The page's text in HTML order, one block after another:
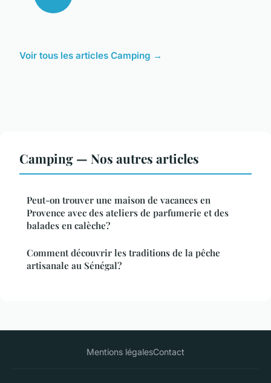
Voir tous les articles Camping →
Camping — Nos autres articles
Peut-on trouver une maison de vacances en
Provence avec des ateliers de parfumerie et des
balades en calèche?
Comment découvrir les traditions de la pêche
artisanale au Sénégal?
Mentions légalesContact